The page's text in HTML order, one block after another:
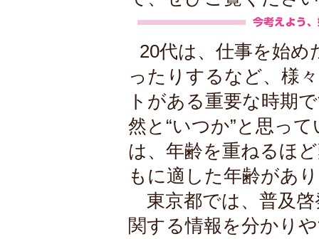
20代は、仕事を始め
ったりするなど、様
トがある重要な時期
然と“いつか”と思っ
は、年齢を重ねるほ
もに適した年齢があ
東京都では、普及啓
関する情報を分かり